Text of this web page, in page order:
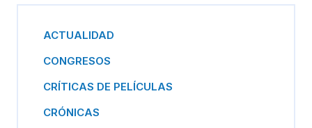
ACTUALIDAD
CONGRESOS
CRÍTICAS DE PELÍCULAS
CRÓNICAS